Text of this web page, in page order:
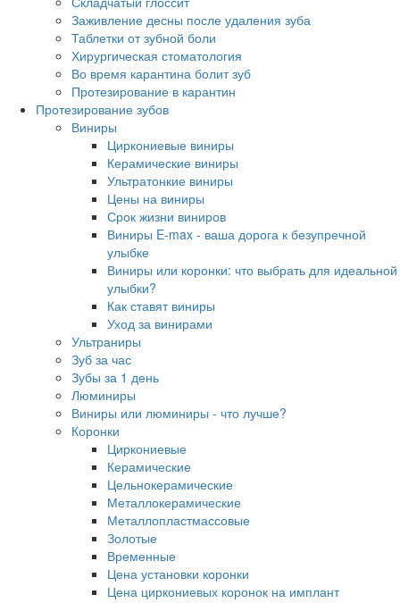
Заживление десны после удаления зуба
Таблетки от зубной боли
Хирургическая стоматология
Во время карантина болит зуб
Протезирование в карантин
Протезирование зубов
Виниры
Циркониевые виниры
Керамические виниры
Ультратонкие виниры
Цены на виниры
Срок жизни виниров
Виниры E-max - ваша дорога к безупречной
улыбке
Виниры или коронки: что выбрать для идеальной
улыбки?
Как ставят виниры
Уход за винирами
Ультраниры
Зуб за час
Зубы за 1 день
Люминиры
Виниры или люминиры - что лучше?
Коронки
Циркониевые
Керамические
Цельнокерамические
Металлокерамические
Металлопластмассовые
Золотые
Временные
Цена установки коронки
Цена циркониевых коронок на имплант